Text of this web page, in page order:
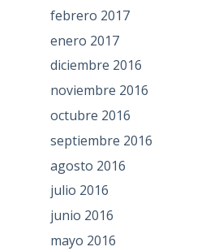
febrero 2017
enero 2017
diciembre 2016
noviembre 2016
octubre 2016
septiembre 2016
agosto 2016
julio 2016
junio 2016
mayo 2016